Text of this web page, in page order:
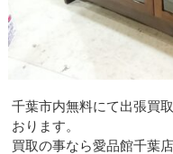
千葉市内無料にて出張買
おります。
買取の事なら愛品館千葉店